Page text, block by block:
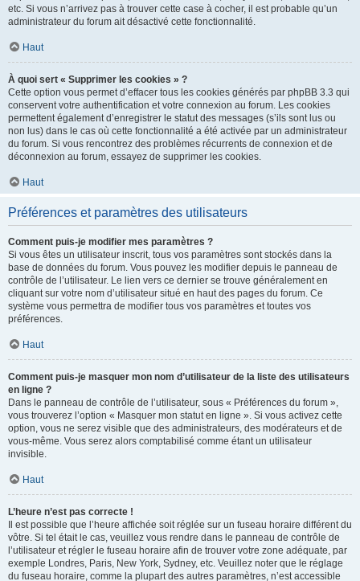
etc. Si vous n’arrivez pas à trouver cette case à cocher, il est probable qu’un
administrateur du forum ait désactivé cette fonctionnalité.
Haut
À quoi sert « Supprimer les cookies » ?
Cette option vous permet d’effacer tous les cookies générés par phpBB 3.3 qui
conservent votre authentification et votre connexion au forum. Les cookies
permettent également d’enregistrer le statut des messages (s’ils sont lus ou
non lus) dans le cas où cette fonctionnalité a été activée par un administrateur
du forum. Si vous rencontrez des problèmes récurrents de connexion et de
déconnexion au forum, essayez de supprimer les cookies.
Haut
Préférences et paramètres des utilisateurs
Comment puis-je modifier mes paramètres ?
Si vous êtes un utilisateur inscrit, tous vos paramètres sont stockés dans la
base de données du forum. Vous pouvez les modifier depuis le panneau de
contrôle de l’utilisateur. Le lien vers ce dernier se trouve généralement en
cliquant sur votre nom d’utilisateur situé en haut des pages du forum. Ce
système vous permettra de modifier tous vos paramètres et toutes vos
préférences.
Haut
Comment puis-je masquer mon nom d’utilisateur de la liste des utilisateurs
en ligne ?
Dans le panneau de contrôle de l’utilisateur, sous « Préférences du forum »,
vous trouverez l’option « Masquer mon statut en ligne ». Si vous activez cette
option, vous ne serez visible que des administrateurs, des modérateurs et de
vous-même. Vous serez alors comptabilisé comme étant un utilisateur
invisible.
Haut
L’heure n’est pas correcte !
Il est possible que l’heure affichée soit réglée sur un fuseau horaire différent du
vôtre. Si tel était le cas, veuillez vous rendre dans le panneau de contrôle de
l’utilisateur et régler le fuseau horaire afin de trouver votre zone adéquate, par
exemple Londres, Paris, New York, Sydney, etc. Veuillez noter que le réglage
du fuseau horaire, comme la plupart des autres paramètres, n’est accessible